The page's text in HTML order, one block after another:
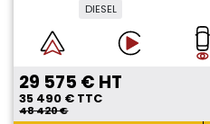
DIESEL
29 575 € HT
35 490 € TTC
48 420 €